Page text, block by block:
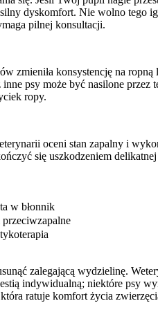
dyskomfort. Nie wolno tego
pilnej konsultacji.
zmieniła konsystencję na
psy może być nasilone przez
ropy.
oceni stan zapalny i
się uszkodzeniem
w błonnik
zalegającą wydzielinę.
indywidualną; niektóre psy
ratuje komfort życia